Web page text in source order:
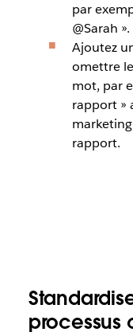
par
@Sarah ».
Ajoutez
omettre
mot, par
rapport »
rapport.
processus